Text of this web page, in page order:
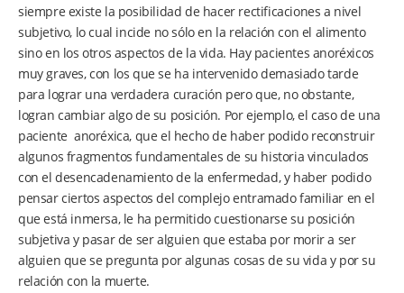
siempre existe la posibilidad de hacer rectificaciones a nivel
subjetivo, lo cual incide no sólo en la relación con el alimento
sino en los otros aspectos de la vida. Hay pacientes anoréxicos
muy graves, con los que se ha intervenido demasiado tarde
para lograr una verdadera curación pero que, no obstante,
logran cambiar algo de su posición. Por ejemplo, el caso de una
paciente anoréxica, que el hecho de haber podido reconstruir
algunos fragmentos fundamentales de su historia vinculados
con el desencadenamiento de la enfermedad, y haber podido
pensar ciertos aspectos del complejo entramado familiar en el
que está inmersa, le ha permitido cuestionarse su posición
subjetiva y pasar de ser alguien que estaba por morir a ser
alguien que se pregunta por algunas cosas de su vida y por su
relación con la muerte.